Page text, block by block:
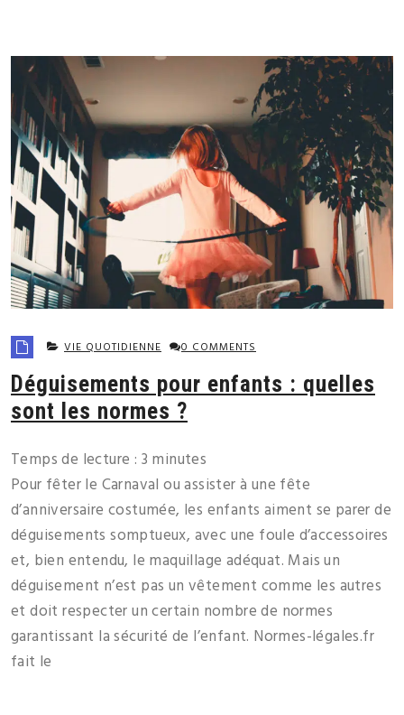
VIE QUOTIDIENNE 0 COMMENTS
Déguisements pour enfants : quelles
sont les normes ?
Temps de lecture : 3 minutes
Pour fêter le Carnaval ou assister à une fête
d’anniversaire costumée, les enfants aiment se parer de
déguisements somptueux, avec une foule d’accessoires
et, bien entendu, le maquillage adéquat. Mais un
déguisement n’est pas un vêtement comme les autres
et doit respecter un certain nombre de normes
garantissant la sécurité de l’enfant. Normes-légales.fr
fait le